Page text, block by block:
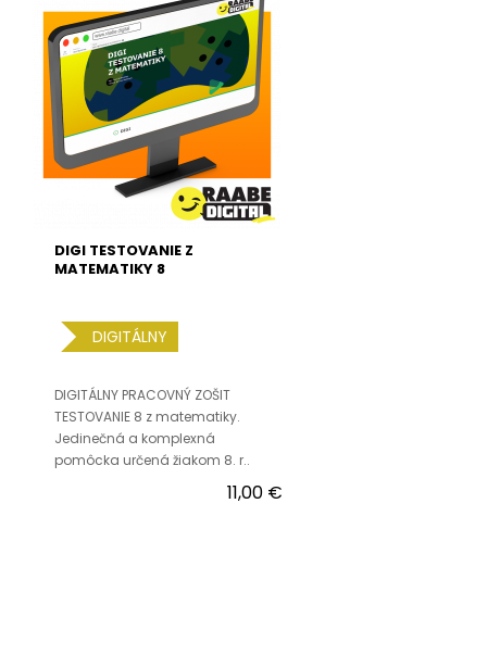
DIGI TESTOVANIE Z
MATEMATIKY 8
DIGITÁLNY
DIGITÁLNY PRACOVNÝ ZOŠIT
TESTOVANIE 8 z matematiky.
Jedinečná a komplexná
pomôcka určená žiakom 8. r..
11,00 €